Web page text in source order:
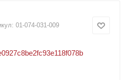
01-074-031-009